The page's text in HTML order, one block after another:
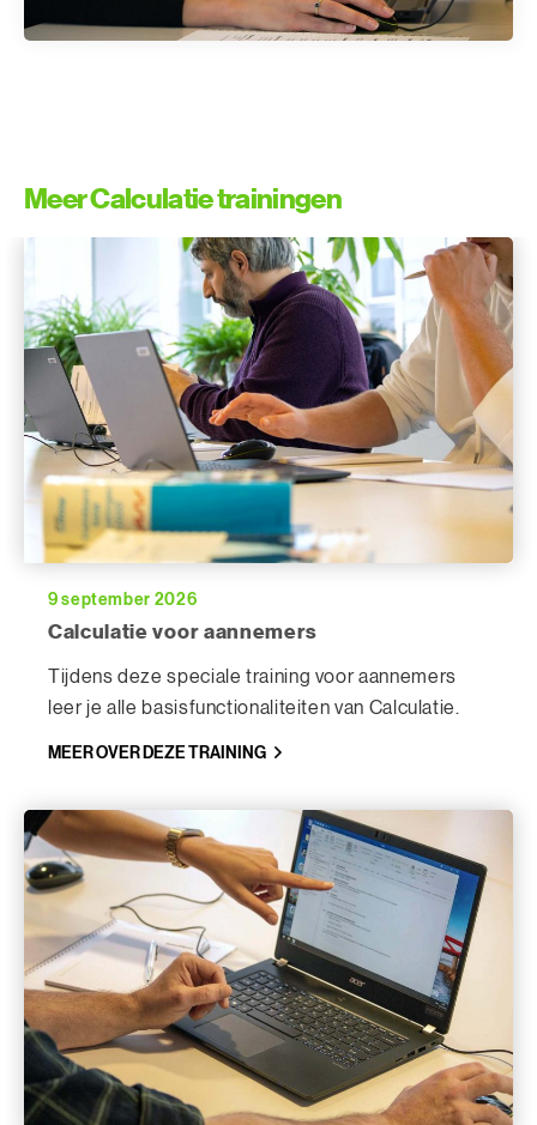
Meer Calculatie trainingen
9 september 2026
Calculatie voor aannemers
Tijdens deze speciale training voor aannemers
leer je alle basisfunctionaliteiten van Calculatie.
MEER OVER DEZE TRAINING